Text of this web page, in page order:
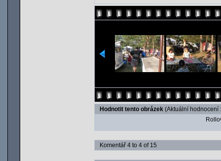
Hodnotit tento obrázek (Aktuální hodnocení
Komentář 4 to 4 of 15